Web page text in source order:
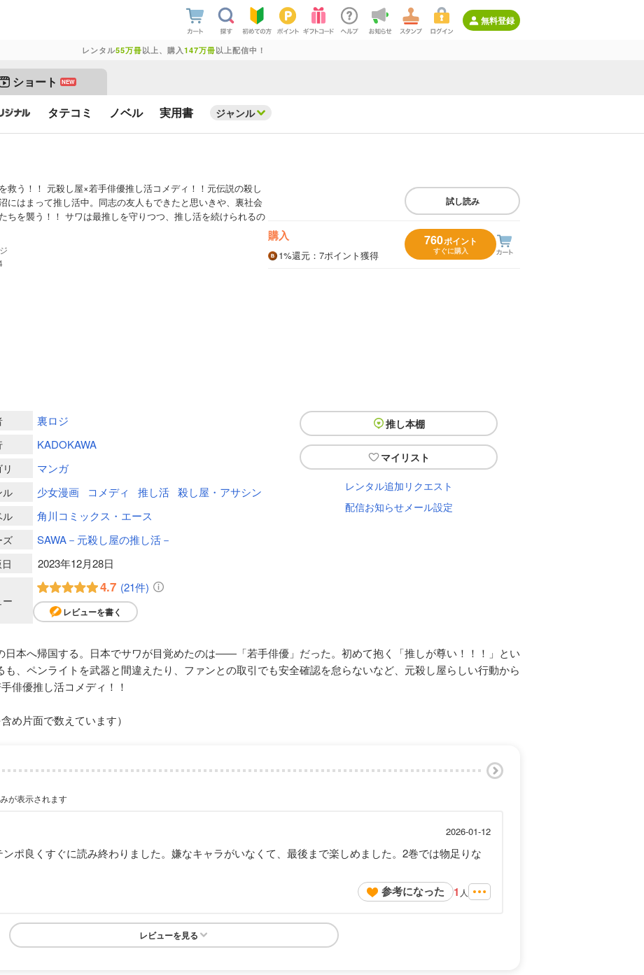
無料登録
レンタル55万冊以上、購入 147万冊以上配信中！
ショート NEW
タテコミ ノベル 実用書 ジャンル
救う！！ 元殺し屋×若手俳優推し活コメディ！！元伝説の殺し
にはまって推し活中。同志の友人もできたと思いきや、裏社会
ちを襲う！！ サワは最推しを守りつつ、推し活を続けられるの
試し読み
購入
1%還元 ：7ポイント獲得
760ポイント
すぐに購入
推し本棚
マイリスト
レンタル追加リクエスト
配信お知らせメール設定
裏ロジ
KADOKAWA
マンガ
ル 少女漫画 コメディ 推し活 殺し屋・アサシン
ル 角川コミックス・エース
ズ SAWA－元殺し屋の推し活－
2023年12月28日
ー
4.7 (21件)
レビューを書く
日本へ帰国する。日本でサワが目覚めたのは――「若手俳優」だった。初めて抱く「推しが尊い！！！」とい
、ペンライトを武器と間違えたり、ファンとの取引でも安全確認を怠らないなど、元殺し屋らしい行動から
優推し活コメディ！！
め片面で数えています）
が表示されます
2026-01-12
ポ良くすぐに読み終わりました。嫌なキャラがいなくて、最後まで楽しめました。2巻では物足りな
参考になった 1 人
レビューを見る